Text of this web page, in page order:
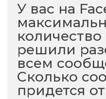
У вас на
решили
всем
Сколько
придется